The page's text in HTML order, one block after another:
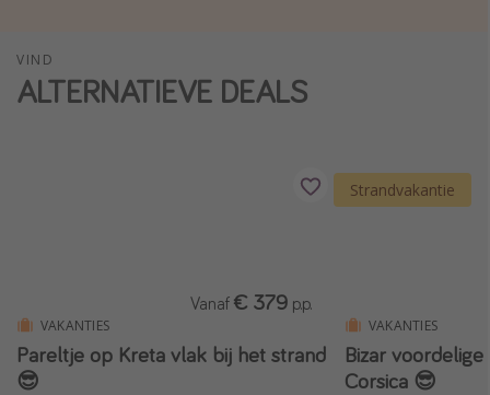
Single reizen
Zonvakanties
Beste keukens ter wereld
Center Parcs
VIND
ALTERNATIEVE DEALS
VAKANTIES
Pareltje op Kreta vlak bij het strand
😎
Vanaf € 379 p.p.
Strandvakantie
VAKANTIES
Bizar
Corsica 😎